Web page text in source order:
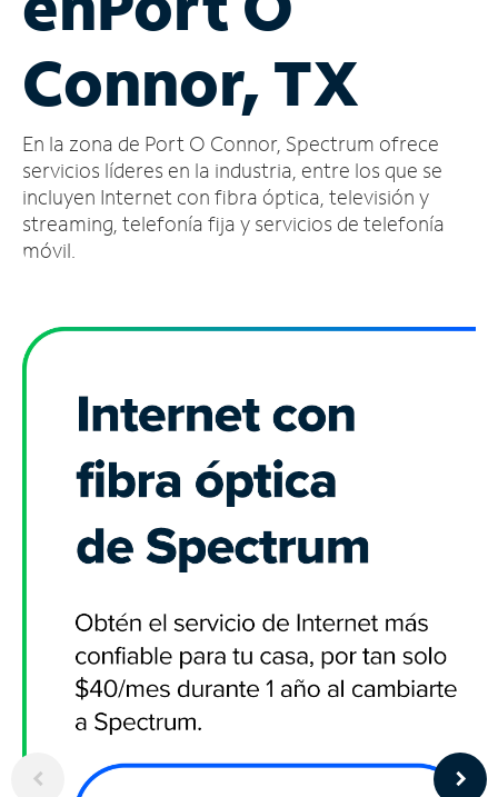
cuenta
Encuentra
tienda
Connor, TX
En la zona de Port O Connor, Spectrum ofrece
servicios líderes en la industria, entre los que se
incluyen Internet con fibra óptica, televisión y
streaming, telefonía fija y servicios de telefonía
móvil.